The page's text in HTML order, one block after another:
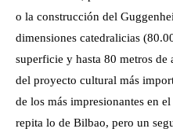
o la construcción del
dimensiones catedralicias
superficie y hasta 80 metros de
del proyecto cultural más
de los más impresionantes en
repita lo de Bilbao, pero un